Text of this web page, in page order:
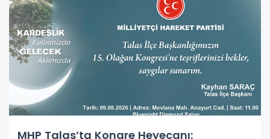
MHP Talas’ta Kongre Heyecanı: